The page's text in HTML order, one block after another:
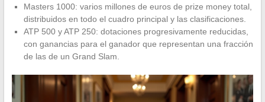
Masters 1000: varios millones de euros de prize money total,
distribuidos en todo el cuadro principal y las clasificaciones.
ATP 500 y ATP 250: dotaciones progresivamente reducidas,
con ganancias para el ganador que representan una fracción
de las de un Grand Slam.